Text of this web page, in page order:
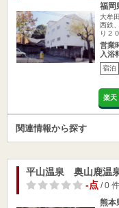
福岡
大牟
西鉄
り２
営業
入浴
宿泊
楽天
関連情報から探す
平山温泉 奥山鹿温
-点/ 0 件
熊本